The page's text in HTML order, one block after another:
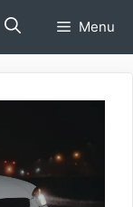
Menu